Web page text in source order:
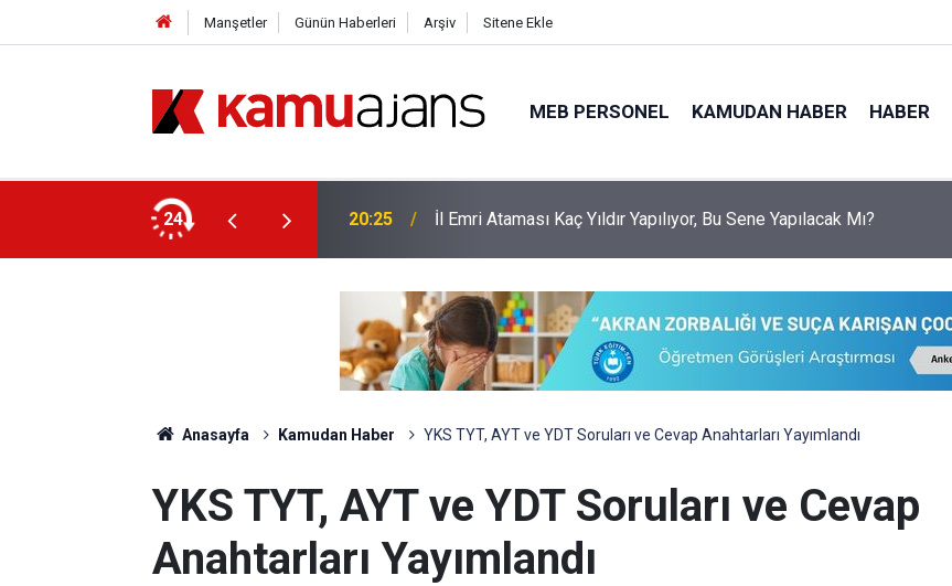
Manşetler Günün Haberleri Arşiv Sitene Ekle
MEB PERSONEL KAMUDAN HABER HABER
24 20:25 İl Emri Ataması Kaç Yıldır Yapılıyor, Bu Sene Yapılacak Mı?
Anasayfa Kamudan Haber YKS TYT, AYT ve YDT Soruları ve Cevap Anahtarları Yayımlandı
YKS TYT, AYT ve YDT Soruları ve Cevap
Anahtarları Yayımlandı